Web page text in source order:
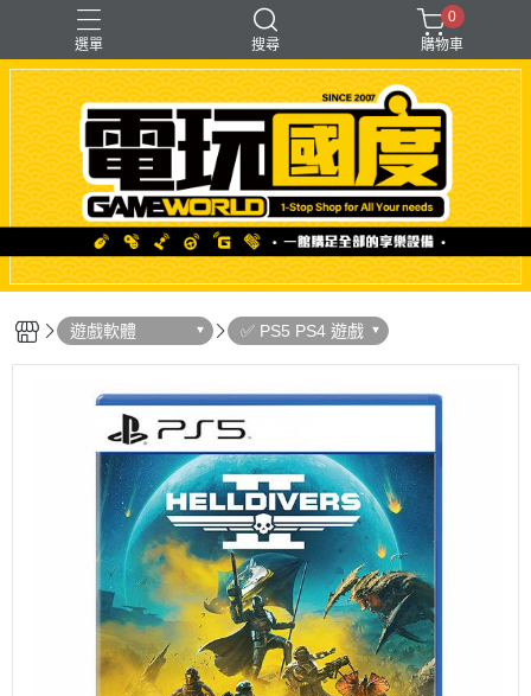
選單 搜尋
「遊戲」多人同樂 【PS＋PC用】賽模
〖直驅式〗基座
F1形式
支架【可收折】
0
購物車
遊戲軟體 ✅ PS5 PS4 遊戲